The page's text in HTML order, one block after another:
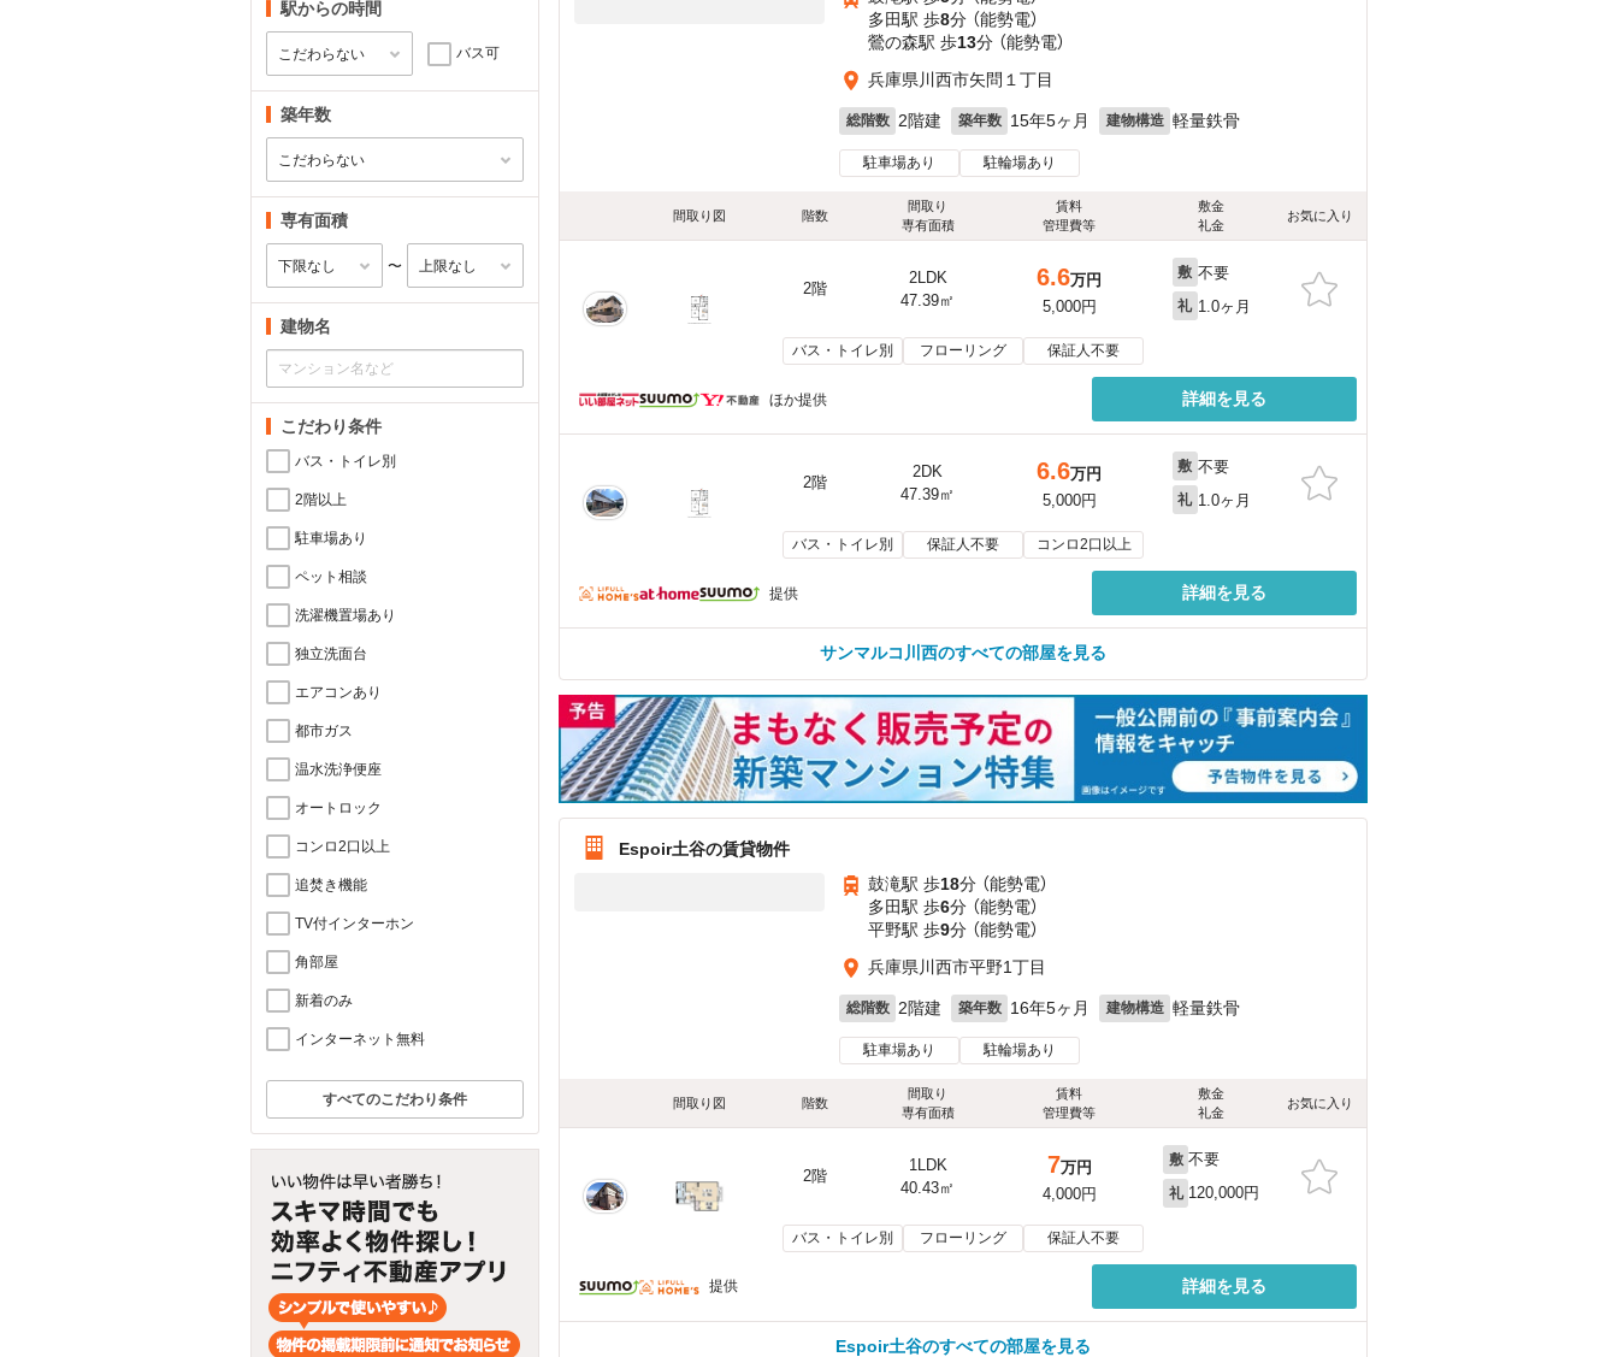
駅からの時間
バス可
築年数
専有面積
〜
建物名
こだわり条件
バス・トイレ別
2階以上
駐車場あり
ペット相談
洗濯機置場あり
独立洗面台
エアコンあり
都市ガス
温水洗浄便座
オートロック
コンロ2口以上
追焚き機能
TV付インターホン
角部屋
新着のみ
インターネット無料
すべてのこだわり条件
多田駅 歩8分 （能勢電）
鶯の森駅 歩13分 （能勢電）
兵庫県川西市矢問１丁目
総階数 2階建 築年数 15年5ヶ月 建物構造 軽量鉄骨
駐車場あり 駐輪場あり
間取り図 階数
間取り
専有面積
賃料
管理費等
敷金
礼金
お気に入り
2階
2LDK
47.39㎡
6.6万円
5,000円
敷 不要
礼 1.0ヶ月
バス・トイレ別 フローリング 保証人不要
ほか提供 詳細を見る
2階
2DK
47.39㎡
6.6万円
5,000円
敷 不要
礼 1.0ヶ月
バス・トイレ別 保証人不要 コンロ2口以上
提供 詳細を見る
サンマルコ川西のすべての部屋を見る
Espoir土谷の賃貸物件
鼓滝駅 歩18分 （能勢電）
多田駅 歩6分 （能勢電）
平野駅 歩9分 （能勢電）
兵庫県川西市平野1丁目
総階数 2階建 築年数 16年5ヶ月 建物構造 軽量鉄骨
駐車場あり 駐輪場あり
間取り図 階数
間取り
専有面積
賃料
管理費等
敷金
礼金
お気に入り
2階
1LDK
40.43㎡
7万円
4,000円
敷 不要
礼 120,000円
バス・トイレ別 フローリング 保証人不要
提供 詳細を見る
Espoir土谷のすべての部屋を見る